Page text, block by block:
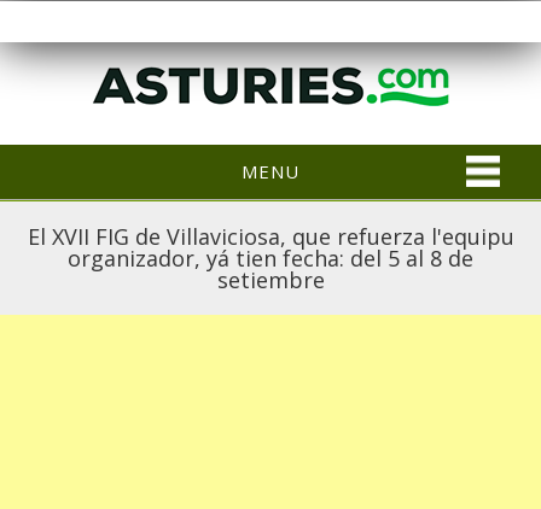
MENU
El XVII FIG de Villaviciosa, que refuerza l'equipu
organizador, yá tien fecha: del 5 al 8 de
setiembre